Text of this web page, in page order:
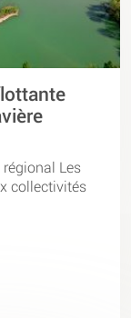
Les
collectivités